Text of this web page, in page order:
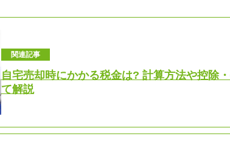
関連記事
自宅売却時にかかる税金は? 計算方法や控除
て解説